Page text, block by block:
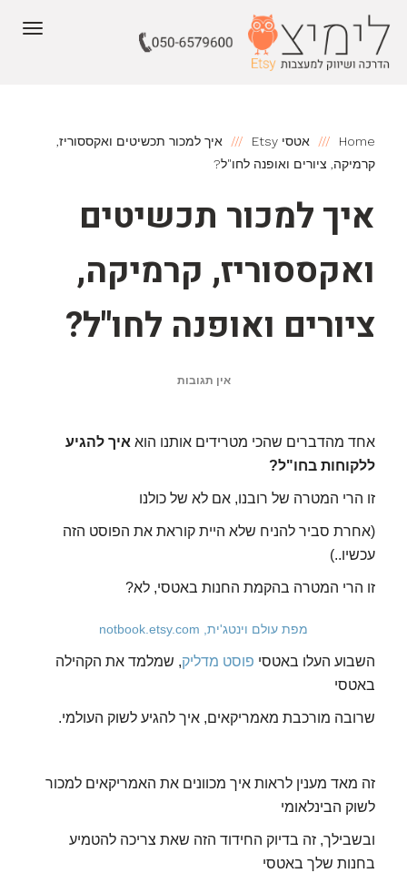
Home אטסי Etsy
איך למכור תכשיטים ואקססוריז,
קרמיקה, ציורים ואופנה לחו"ל?
איך למכור תכשיטים
ואקססוריז, קרמיקה,
ציורים ואופנה לחו"ל?
אין תגובות
אחד מהדברים שהכי מטרידים אותנו הוא איך להגיע
ללקוחות בחו"ל?
זו הרי המטרה של רובנו, אם לא של כולנו
(אחרת סביר להניח שלא היית קוראת את הפוסט הזה
עכשיו..)
זו הרי המטרה בהקמת החנות באטסי, לא?
מפת עולם וינטג'ית, notbook.etsy.com
השבוע העלו באטסי פוסט מדליק, שמלמד את הקהילה
באטסי
שרובה מורכבת מאמריקאים, איך להגיע לשוק העולמי.
זה מאד מענין לראות איך מכוונים את האמריקאים למכור
לשוק הבינלאומי
ובשבילך, זה בדיוק החידוד הזה שאת צריכה להטמיע
בחנות שלך באטסי